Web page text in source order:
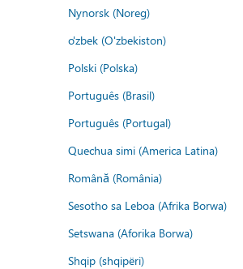
Nynorsk (Noreg)
o'zbek (O'zbekiston)
Polski (Polska)
Português (Brasil)
Português (Portugal)
Quechua simi (America Latina)
Română (România)
Sesotho sa Leboa (Afrika Borwa)
Setswana (Aforika Borwa)
Shqip (shqipëri)